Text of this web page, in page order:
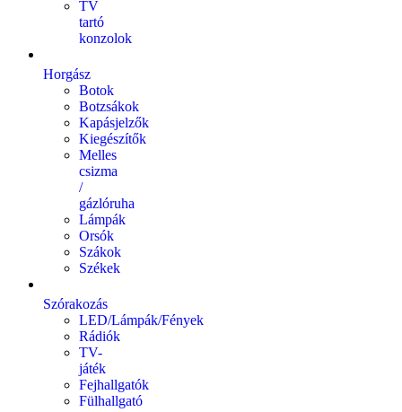
TV
tartó
konzolok
Horgász
Botok
Botzsákok
Kapásjelzők
Kiegészítők
Melles
csizma
/
gázlóruha
Lámpák
Orsók
Szákok
Székek
Szórakozás
LED/Lámpák/Fények
Rádiók
TV-
játék
Fejhallgatók
Fülhallgató